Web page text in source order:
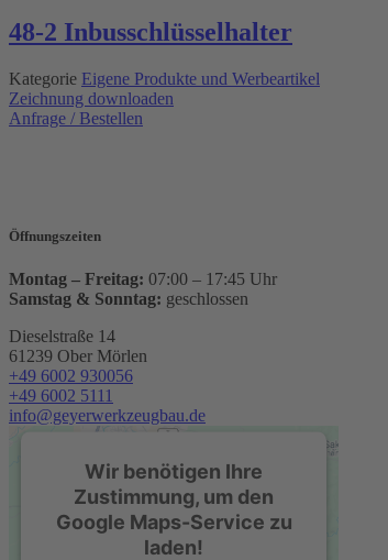
48-2 Inbusschlüsselhalter
Kategorie Eigene Produkte und Werbeartikel
Zeichnung downloaden
Anfrage / Bestellen
Öffnungszeiten
Montag – Freitag: 07:00 – 17:45 Uhr
Samstag & Sonntag: geschlossen
Dieselstraße 14
61239 Ober Mörlen
+49 6002 930056
+49 6002 5111
info@geyerwerkzeugbau.de
Wir benötigen Ihre
Zustimmung, um den
Google Maps-Service zu
laden!